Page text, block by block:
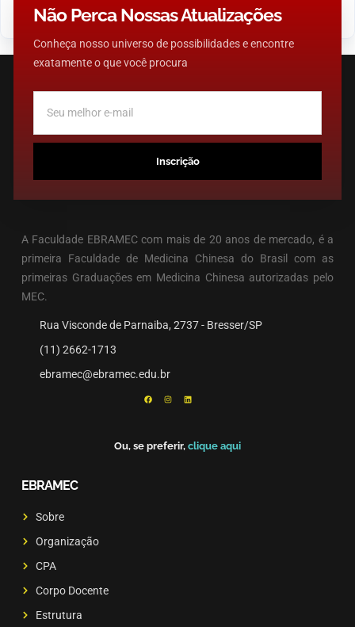
SAUDE TERAPIA TRATAMENTO
Não Perca Nossas Atualizações
Conheça nosso universo de possibilidades e encontre
exatamente o que você procura
Inscrição
A Faculdade EBRAMEC com mais de 20 anos de mercado, é a
primeira Faculdade de Medicina Chinesa do Brasil com as
primeiras Graduações em Medicina Chinesa autorizadas pelo
MEC.
Rua Visconde de Parnaiba, 2737 - Bresser/SP
(11) 2662-1713
ebramec@ebramec.edu.br
Ou, se preferir, clique aqui
EBRAMEC
Sobre
Organização
CPA
Corpo Docente
Estrutura